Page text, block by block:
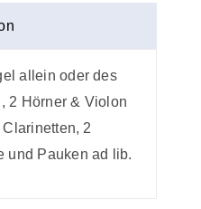
allein oder des
2 Hörner & Violon
2
und Pauken ad lib.